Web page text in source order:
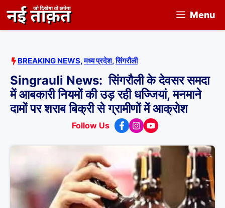
to
content
Menu
BREAKING NEWS,मध्य प्रदेश,सिंगरौली
Singrauli News: सिंगरौली के देवसर समदा
में आबकारी नियमों की उड़ रही धज्जियां, मनमाने
दामों पर शराब बिक्री से ग्रामीणों में आक्रोश
Follow Us